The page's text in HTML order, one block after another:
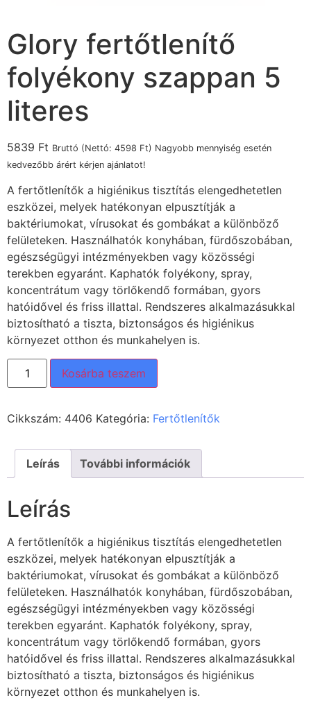
Glory fertőtlenítő
folyékony szappan 5
literes
5839 Ft Bruttó (Nettó: 4598 Ft) Nagyobb mennyiség esetén
kedvezőbb árért kérjen ajánlatot!
A fertőtlenítők a higiénikus tisztítás elengedhetetlen
eszközei, melyek hatékonyan elpusztítják a
baktériumokat, vírusokat és gombákat a különböző
felületeken. Használhatók konyhában, fürdőszobában,
egészségügyi intézményekben vagy közösségi
terekben egyaránt. Kaphatók folyékony, spray,
koncentrátum vagy törlőkendő formában, gyors
hatóidővel és friss illattal. Rendszeres alkalmazásukkal
biztosítható a tiszta, biztonságos és higiénikus
környezet otthon és munkahelyen is.
Kosárba teszem
Cikkszám: 4406 Kategória: Fertőtlenítők
Leírás További információk
Leírás
A fertőtlenítők a higiénikus tisztítás elengedhetetlen
eszközei, melyek hatékonyan elpusztítják a
baktériumokat, vírusokat és gombákat a különböző
felületeken. Használhatók konyhában, fürdőszobában,
egészségügyi intézményekben vagy közösségi
terekben egyaránt. Kaphatók folyékony, spray,
koncentrátum vagy törlőkendő formában, gyors
hatóidővel és friss illattal. Rendszeres alkalmazásukkal
biztosítható a tiszta, biztonságos és higiénikus
környezet otthon és munkahelyen is.